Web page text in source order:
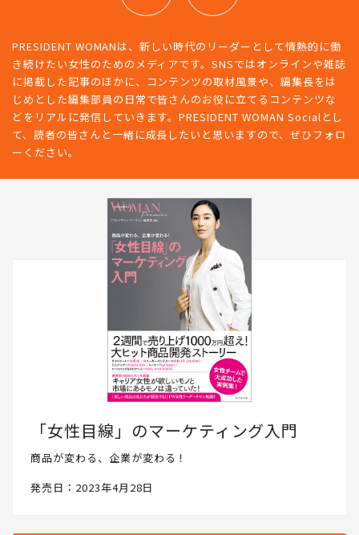
PRESIDENT WOMANは、新しい時代のリーダーとして情熱的に働
き続けたい女性のためのメディアです。SNSではオンラインや雑誌
に掲載した記事のほかに、コンテンツの取材風景や、編集長をは
じめとした編集部員の日常で皆さんのお役に立てるコンテンツな
どをリアルに発信していきます。PRESIDENT WOMAN Socialとし
て、読者の皆さんと一緒に成長したいと思いますので、ぜひフォロ
ーください。
「女性目線」のマーケティング入門
商品が変わる、企業が変わる！
発売日：2023年4月28日